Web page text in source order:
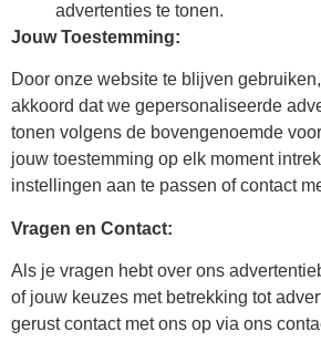
advertenties te tonen.
Jouw Toestemming:
Door onze website te blijven
akkoord dat we gepersonaliseerde
tonen volgens de bovengenoemde
jouw toestemming op elk moment
instellingen aan te passen of contact
Vragen en Contact:
Als je vragen hebt over ons
of jouw keuzes met betrekking tot
gerust contact met ons op via ons